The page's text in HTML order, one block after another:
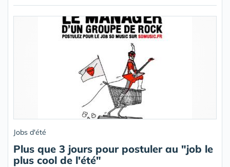
Jobs d'été
Plus que 3 jours pour postuler au "job le
plus cool de l'été"